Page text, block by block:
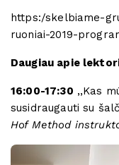
https:/skelbiame-
ruoniai-2019-
Daugiau apie
16:00-17:30 ,,Kas
susidraugauti su
Hof Method